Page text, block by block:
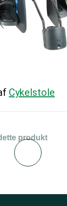
Cykelstole
produkt